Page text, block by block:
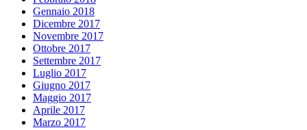
Gennaio 2018
Dicembre 2017
Novembre 2017
Ottobre 2017
Settembre 2017
Luglio 2017
Giugno 2017
Maggio 2017
Aprile 2017
Marzo 2017